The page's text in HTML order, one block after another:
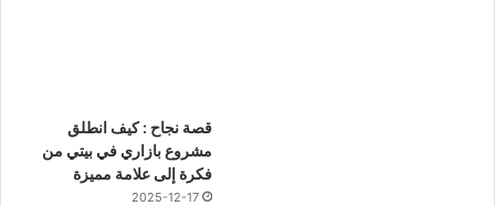
قصة نجاح : كيف انطلق
مشروع بازاري في بيتي من
فكرة إلى علامة مميزة
2025-12-17